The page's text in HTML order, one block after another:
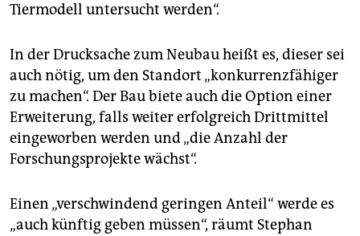
Tiermodell untersucht werden“.
In der Drucksache zum Neubau heißt es, dieser sei
auch nötig, um den Standort „konkurrenzfähiger
zu machen“. Der Bau biete auch die Option einer
Erweiterung, falls weiter erfolgreich Drittmittel
eingeworben werden und „die Anzahl der
Forschungsprojekte wächst“.
Einen „verschwindend geringen Anteil“ werde es
„auch künftig geben müssen“, räumt Stephan